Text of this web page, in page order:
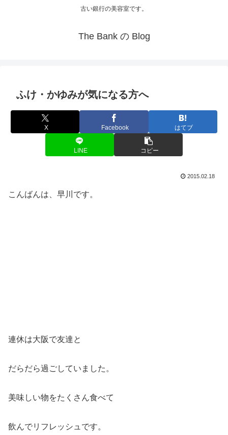
古い銀行の美容室です。
The Bank の Blog
ふけ・かゆみが気になる方へ
X Facebook はてブ
LINE コピー
2015.02.18
こんばんは、早川です。
連休は大阪で友達と
だらだら過ごしていました。
美味しい物をたくさん食べて
飲んでリフレッシュです。